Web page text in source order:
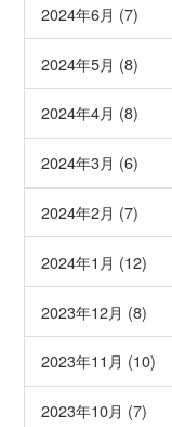
2024年6月 (7)
2024年5月 (8)
2024年4月 (8)
2024年3月 (6)
2024年2月 (7)
2024年1月 (12)
2023年12月 (8)
2023年11月 (10)
2023年10月 (7)